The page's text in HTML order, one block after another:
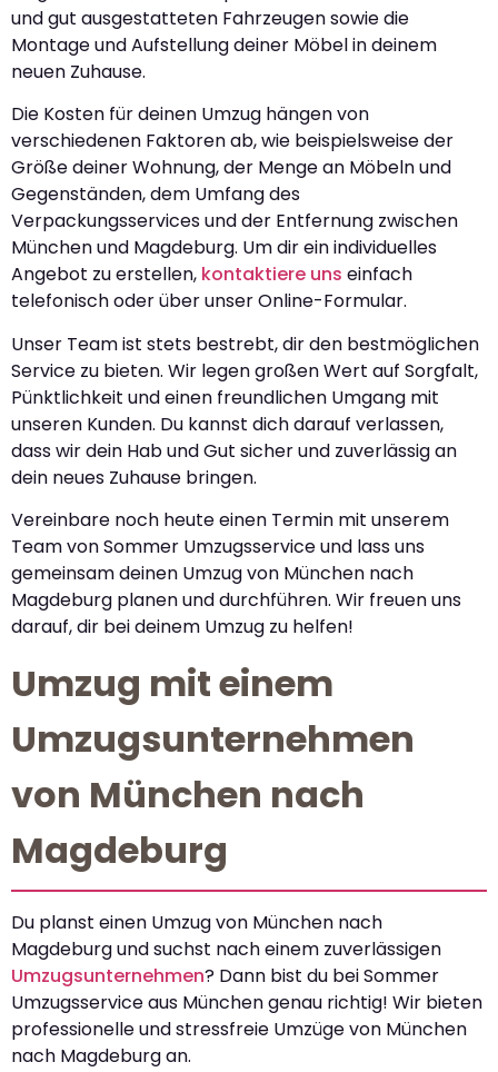
und gut ausgestatteten Fahrzeugen sowie die
Montage und Aufstellung deiner Möbel in deinem
neuen Zuhause.
Die Kosten für deinen Umzug hängen von
verschiedenen Faktoren ab, wie beispielsweise der
Größe deiner Wohnung, der Menge an Möbeln und
Gegenständen, dem Umfang des
Verpackungsservices und der Entfernung zwischen
München und Magdeburg. Um dir ein individuelles
Angebot zu erstellen, kontaktiere uns einfach
telefonisch oder über unser Online-Formular.
Unser Team ist stets bestrebt, dir den bestmöglichen
Service zu bieten. Wir legen großen Wert auf Sorgfalt,
Pünktlichkeit und einen freundlichen Umgang mit
unseren Kunden. Du kannst dich darauf verlassen,
dass wir dein Hab und Gut sicher und zuverlässig an
dein neues Zuhause bringen.
Vereinbare noch heute einen Termin mit unserem
Team von Sommer Umzugsservice und lass uns
gemeinsam deinen Umzug von München nach
Magdeburg planen und durchführen. Wir freuen uns
darauf, dir bei deinem Umzug zu helfen!
Umzug mit einem
Umzugsunternehmen
von München nach
Magdeburg
Du planst einen Umzug von München nach
Magdeburg und suchst nach einem zuverlässigen
Umzugsunternehmen? Dann bist du bei Sommer
Umzugsservice aus München genau richtig! Wir bieten
professionelle und stressfreie Umzüge von München
nach Magdeburg an.